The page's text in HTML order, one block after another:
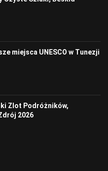
miejsca UNESCO w Tunezji
Zlot Podróżników,
2026